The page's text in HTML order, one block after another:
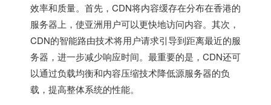
效率和质量。首先，CDN将内容缓存在分布在香港的
服务器上，使亚洲用户可以更快地访问内容。其次，
CDN的智能路由技术将用户请求引导到距离最近的服
务器，进一步减少响应时间。最重要的是，CDN还可
以通过负载均衡和内容压缩技术降低源服务器的负
载，提高整体系统的性能。